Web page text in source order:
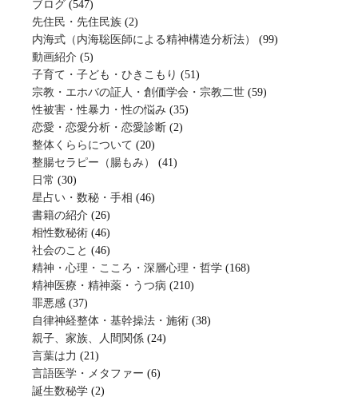
ブログ (547)
先住民・先住民族 (2)
内海式（内海聡医師による精神構造分析法）
(99)
動画紹介 (5)
子育て・子ども・ひきこもり (51)
宗教・エホバの証人・創価学会・宗教二世 (59)
性被害・性暴力・性の悩み (35)
恋愛・恋愛分析・恋愛診断 (2)
整体くららについて (20)
整腸セラピー（腸もみ）
(41)
日常 (30)
星占い・数秘・手相 (46)
書籍の紹介 (26)
相性数秘術 (46)
社会のこと (46)
精神・心理・こころ・深層心理・哲学 (168)
精神医療・精神薬・うつ病 (210)
罪悪感 (37)
自律神経整体・基幹操法・施術 (38)
親子、家族、人間関係 (24)
言葉は力 (21)
言語医学・メタファー (6)
誕生数秘学 (2)